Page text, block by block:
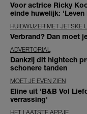
Voor actrice Ricky
einde huwelijk:
HUIDWIJZER MET JETSKE
Verbrand? Dan moet
ADVERTORIAL
Dankzij dit hightech
schonere tanden
MOET JE EVEN ZIEN
Eline uit 'B&B Vol
verrassing'
HET LAATSTE APPJE